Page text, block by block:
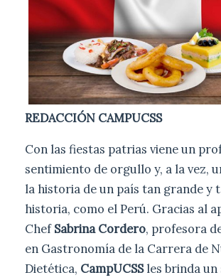
REDACCIÓN CAMPUCSS
Con las fiestas patrias viene un
sentimiento de orgullo y, a la vez,
la historia de un país tan grande y
historia, como el Perú. Gracias al
ChefSabrina Cordero, profesora
en Gastronomía de la Carrera de
Dietética, CampUCSSles brinda un